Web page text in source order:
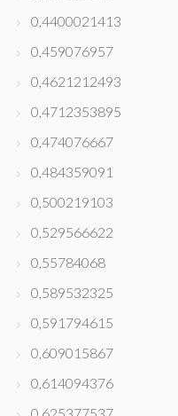
0,4400021413
0,459076957
0,4621212493
0,4712353895
0,474076667
0,484359091
0,500219103
0,529566622
0,55784068
0,589532325
0,591794615
0,609015867
0,614094376
0,625377537